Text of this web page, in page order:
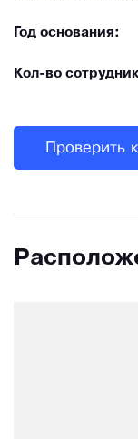
Год основания:
Кол-во
Проверить